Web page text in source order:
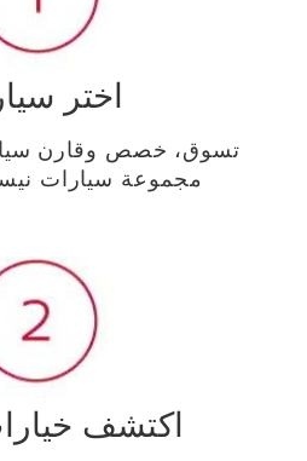
اختر
تسوق، خصص وقارن
مجموعة سيارات
اكتشف